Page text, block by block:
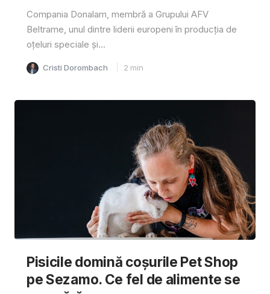
Compania Donalam, membră a Grupului AFV
Beltrame, unul dintre liderii europeni în producția de
oțeluri speciale și...
Cristi Dorombach 2 min
Pisicile domină coșurile Pet Shop
pe Sezamo. Ce fel de alimente se